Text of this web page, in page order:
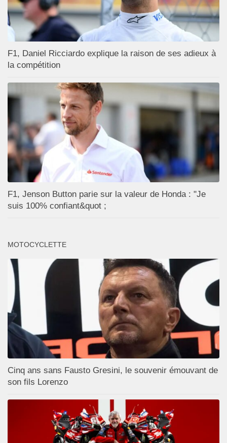
F1, Daniel Ricciardo explique la raison de ses adieux à
la compétition
F1, Jenson Button parie sur la valeur de Honda : "Je
suis 100% confiant&quot ;
MOTOCYCLETTE
Cinq ans sans Fausto Gresini, le souvenir émouvant de
son fils Lorenzo